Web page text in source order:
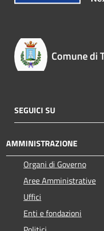
Comune di
SEGUICI SU
AMMINISTRAZIONE
Organi di Governo
Aree Amministrative
Uffici
Enti e fondazioni